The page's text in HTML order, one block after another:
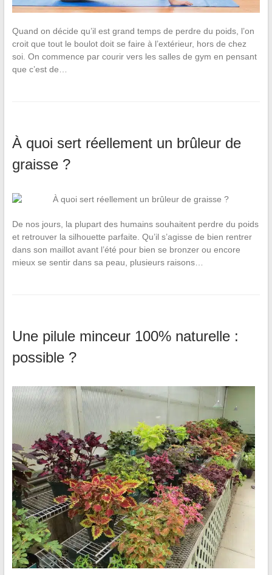
Quand on décide qu’il est grand temps de perdre du poids, l’on
croit que tout le boulot doit se faire à l’extérieur, hors de chez
soi. On commence par courir vers les salles de gym en pensant
que c’est de…
À quoi sert réellement un brûleur de
graisse ?
De nos jours, la plupart des humains souhaitent perdre du poids
et retrouver la silhouette parfaite. Qu’il s’agisse de bien rentrer
dans son maillot avant l’été pour bien se bronzer ou encore
mieux se sentir dans sa peau, plusieurs raisons…
Une pilule minceur 100% naturelle :
possible ?